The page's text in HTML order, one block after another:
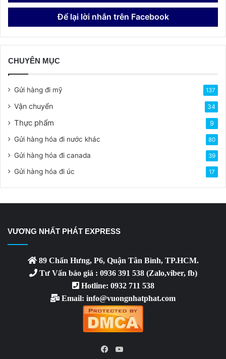
Để lại lời nhắn trên Facebook
CHUYÊN MỤC
Gửi hàng đi mỹ 137
Vận chuyển 34
Thực phẩm 9
Gửi hàng hóa đi nước khác 80
Gửi hàng hóa đi canada 39
Gửi hàng hóa đi úc 17
VƯƠNG NHẤT PHÁT EXPRESS
89 Chấn Hưng, P6, Quận Tân Bình, TP.HCM.
Tư Vấn báo giá : 0936 391 538 (Zalo,viber, fb)
Hotline: 0932 711 538
Email: info@vuongnhatphat.com
YouTube